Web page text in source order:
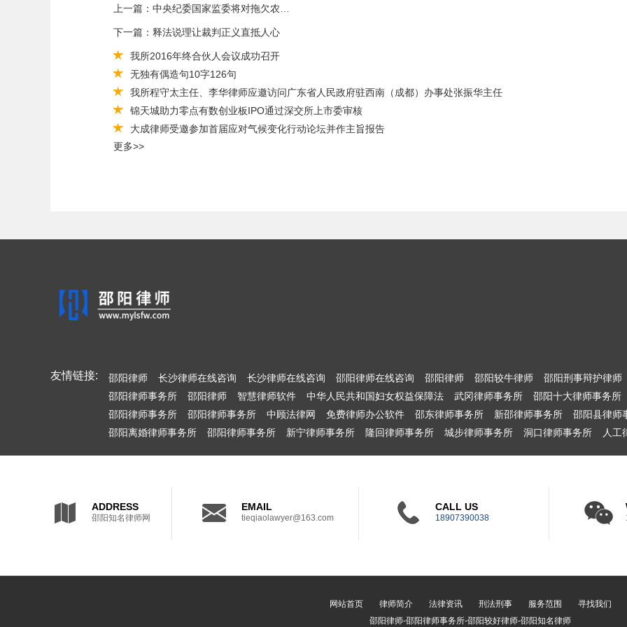
下一篇：释法说理让裁判正义直抵人心
我所2016年终合伙人会议成功召开
无独有偶造句10字126句
我所程守太主任、李华律师应邀访问广东省人民政府驻西南（成都）办事处张振华主任
锦天城助力零点有数创业板IPO通过深交所上市委审核
大成律师受邀参加首届应对气候变化行动论坛并作主旨报告
更多>>
友情链接: 邵阳律师 长沙律师在线咨询 长沙律师在线咨询 邵阳律师在线咨询 邵阳律师 邵阳较牛律师
邵阳刑事辩护律师
邵阳律师事务所
邵阳律师 智慧律师软件 中华人民共和国妇女权益保障法 武冈律师事务所
邵阳十大律师事务所
邵阳律师事务所
邵阳律师事务所 中顾法律网 免费律师办公软件 邵东律师事务所 新邵律师事务所
邵阳县律师
邵阳离婚律师事务所
邵阳律师事务所 新宁律师事务所 隆回律师事务所 城步律师事务所 洞口律师事务所 人工
ADDRESS
邵阳知名律师网
EMAIL
tieqiaolawyer@163.com
CALL US
18907390038
网站首页 律师简介 法律资讯 刑法刑事 服务范围
寻找我们
邵阳律师-邵阳律师事务所-邵阳较好律师-邵阳知名律师